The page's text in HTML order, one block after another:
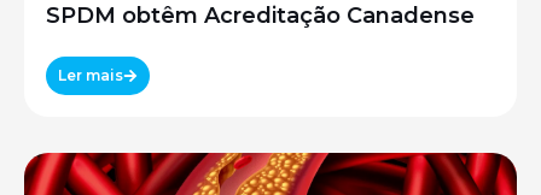
SPDM obtêm Acreditação Canadense
Ler mais